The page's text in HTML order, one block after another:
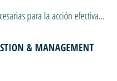
para la acción efectiva…
& MANAGEMENT